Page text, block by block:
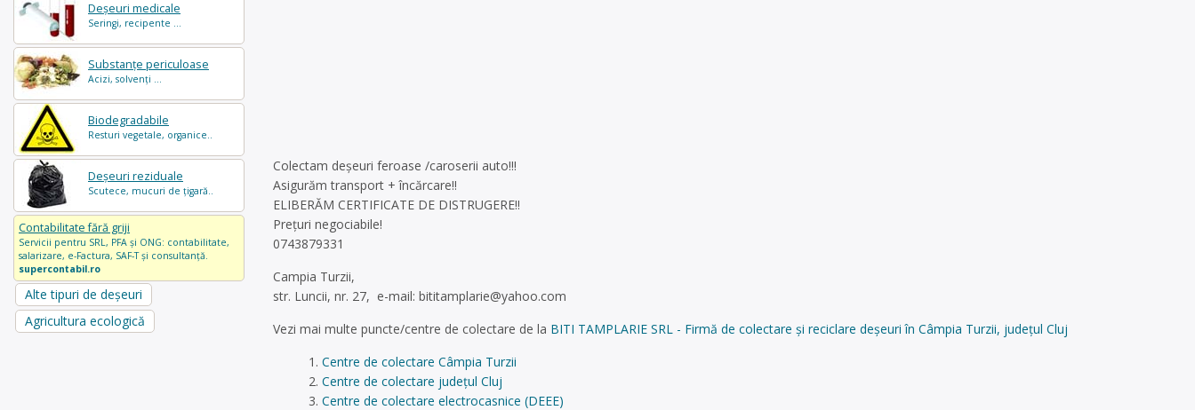
Deșeuri medicale
Seringi, recipente ...
Substanțe periculoase
Acizi, solvenți ...
Biodegradabile
Resturi vegetale, organice..
Deșeuri reziduale
Scutece, mucuri de țigară..
Contabilitate fără griji
Servicii pentru SRL, PFA și ONG: contabilitate,
salarizare, e-Factura, SAF-T și consultanță.
supercontabil.ro
Alte tipuri de deșeuri
Agricultura ecologică
Colectam deșeuri feroase /caroserii auto!!!
Asigurăm transport + încărcare!!
ELIBERĂM CERTIFICATE DE DISTRUGERE!!
Prețuri negociabile!
0743879331
Campia Turzii,
str. Luncii, nr. 27, e-mail: bititamplarie@yahoo.com
Vezi mai multe puncte/centre de colectare de la BITI TAMPLARIE SRL - Firmă de colectare și reciclare deșeuri în Câmpia Turzii, județul Cluj
Centre de colectare Câmpia Turzii
Centre de colectare județul Cluj
Centre de colectare electrocasnice (DEEE)